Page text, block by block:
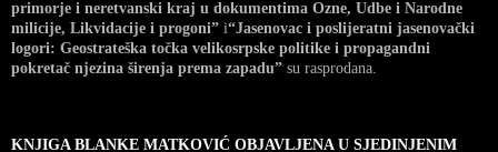
primorje i neretvanski kraj u dokumentima Ozne, Udbe i Narodne
milicije, Likvidacije i progoni” i“Jasenovac i poslijeratni jasenovački
logori: Geostrateška točka velikosrpske politike i propagandni
pokretač njezina širenja prema zapadu” su rasprodana.
KNJIGA BLANKE MATKOVIĆ OBJAVLJENA U SJEDINJENIM